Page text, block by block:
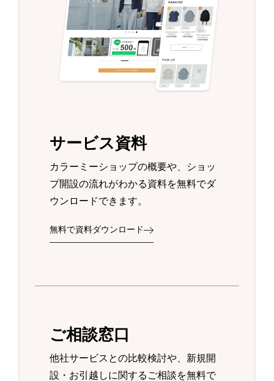
サービス資料
カラーミーショップの概要や、ショッ
プ開設の流れがわかる資料を無料でダ
ウンロードできます。
無料で資料ダウンロード
ご相談窓口
他社サービスとの比較検討や、新規開
設・お引越しに関するご相談を無料で